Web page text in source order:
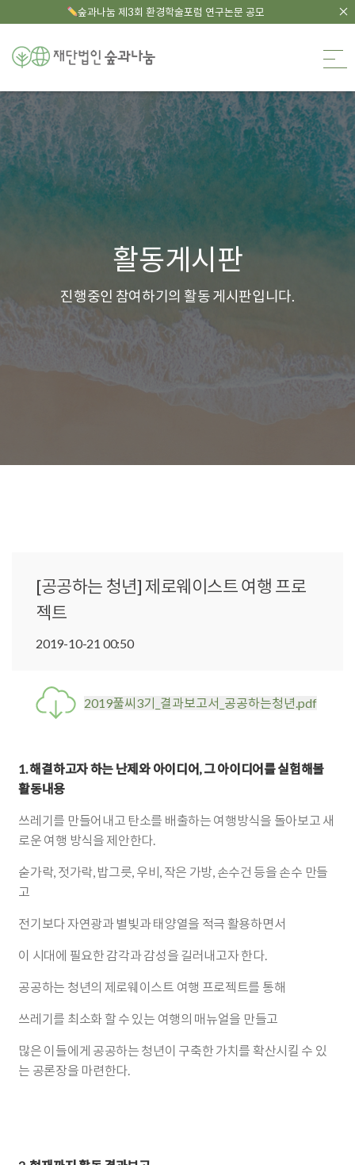
숲과나눔 제3회 환경학술포럼 연구논문 공모
활동게시판
진행중인 참여하기의 활동 게시판입니다.
[공공하는 청년] 제로웨이스트 여행 프로
젝트
2019-10-21 00:50
2019풀씨3기_결과보고서_공공하는청년.pdf
1. 해결하고자 하는 난제와 아이디어, 그 아이디어를 실험해볼
활동내용
쓰레기를 만들어내고 탄소를 배출하는 여행방식을 돌아보고 새
로운 여행 방식을 제안한다.
숟가락, 젓가락, 밥그릇, 우비, 작은 가방, 손수건 등을 손수 만들
고
전기보다 자연광과 별빛과 태양열을 적극 활용하면서
이 시대에 필요한 감각과 감성을 길러내고자 한다.
공공하는 청년의 제로웨이스트 여행 프로젝트를 통해
쓰레기를 최소화 할 수 있는 여행의 매뉴얼을 만들고
많은 이들에게 공공하는 청년이 구축한 가치를 확산시킬 수 있
는 공론장을 마련한다.